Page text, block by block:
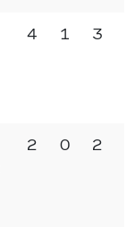
4 1 3
2 0 2